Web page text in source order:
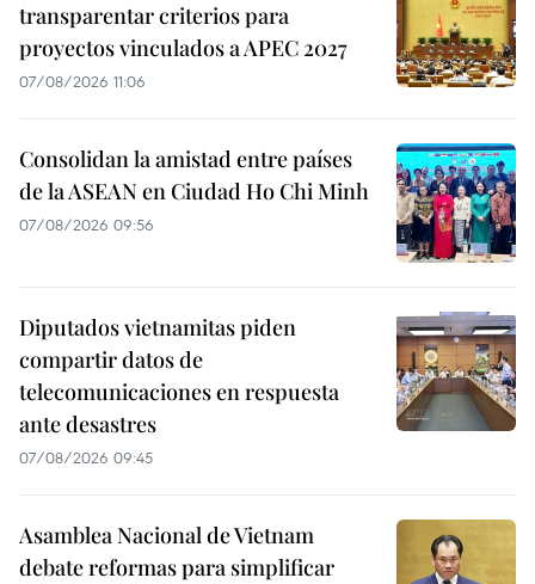
transparentar criterios para
proyectos vinculados a APEC 2027
07/08/2026 11:06
Consolidan la amistad entre países
de la ASEAN en Ciudad Ho Chi Minh
07/08/2026 09:56
Diputados vietnamitas piden
compartir datos de
telecomunicaciones en respuesta
ante desastres
07/08/2026 09:45
Asamblea Nacional de Vietnam
debate reformas para simplificar